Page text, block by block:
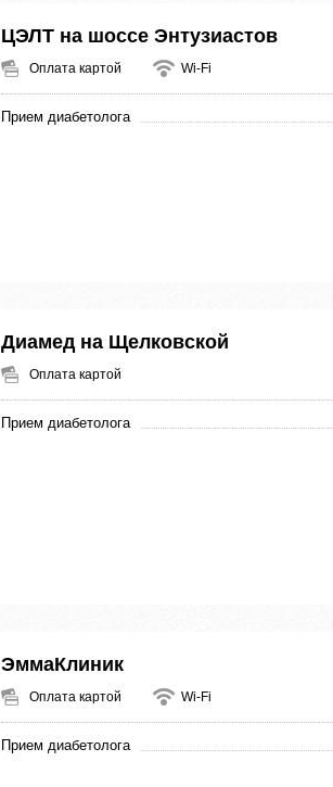
ЦЭЛТ на шоссе Энтузиастов
Оплата картой Wi-Fi
Прием диабетолога
Диамед на Щелковской
Оплата картой
Прием диабетолога
ЭммаКлиник
Оплата картой Wi-Fi
Прием диабетолога